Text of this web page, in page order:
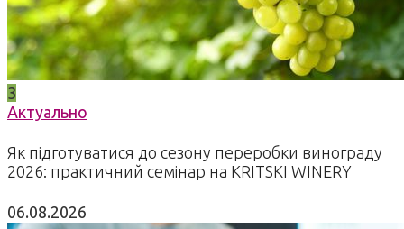
3
Актуально
Як підготуватися до сезону переробки винограду
2026: практичний семінар на KRITSKI WINERY
06.08.2026